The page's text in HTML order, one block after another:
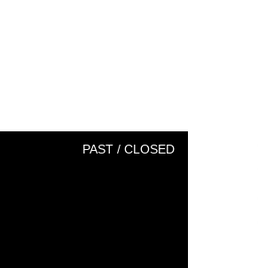
PAST / CLOSED